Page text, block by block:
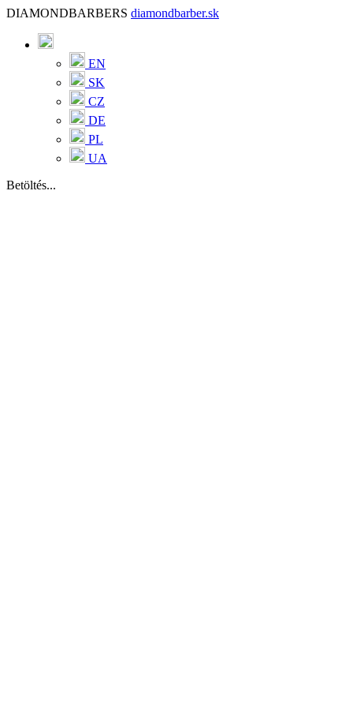
DIAMONDBARBERS diamondbarber.sk
EN
SK
CZ
DE
PL
UA
Betöltés...